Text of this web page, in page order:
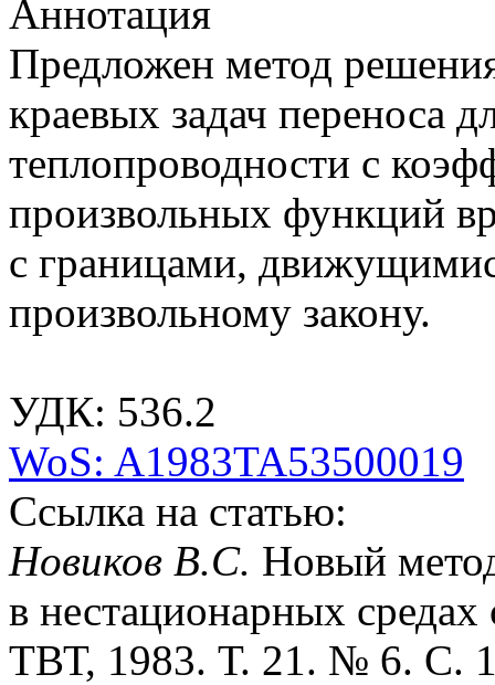
Аннотация
Предложен метод
краевых задач переноса
теплопроводности с
произвольных функций
с границами,
произвольному закону.
УДК: 536.2
WoS: A1983TA53500019
Ссылка на статью:
Новиков В.С. Новый
в нестационарных
ТВТ, 1983. Т. 21. № 6. С.